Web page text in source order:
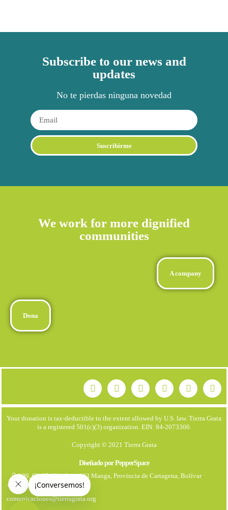
Subscribe to our news and
updates
No te pierdas ninguna novedad
Suscribirme
We work for more dignified
communities
A company
Dona
Your donation is tax-deductible to the extent allowed by U.S. law. Tierra Grata
is a registered 501(c)(3) organization. EIN: 84-2073306.
Copyright © 2021 Tierra Grata
Diseñado por PepperSpace
199, Cl. 25 #21. Apto 403 Manga, Provincia de Cartagena, Bolívar
+57 323 7931670
comunicaciones@tierragrata.org